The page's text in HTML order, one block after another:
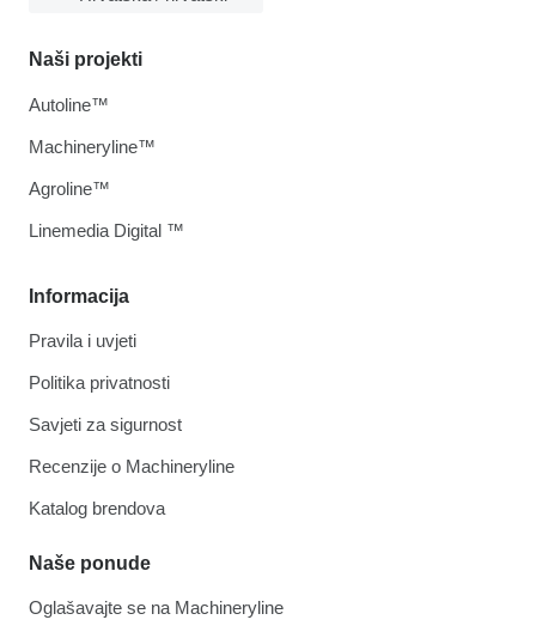
Informacija
Pravila i uvjeti
Politika privatnosti
Savjeti za sigurnost
Recenzije o Machineryline
Katalog brendova
Naše ponude
Oglašavajte se na Machineryline
Naši projekti
Autoline™
Machineryline™
Agroline™
Linemedia Digital ™